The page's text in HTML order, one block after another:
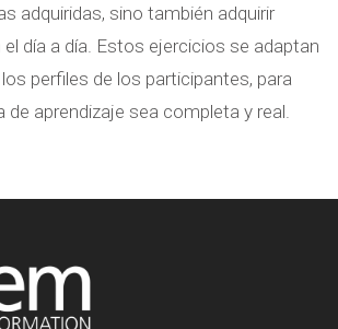
adquiridas, sino también adquirir
día a día. Estos ejercicios se adaptan
perfiles de los participantes, para
de aprendizaje sea completa y real.